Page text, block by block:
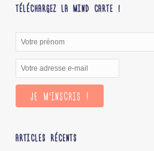
TÉLÉCHARGEZ LA MIND CARTE !
ARTICLES RÉCENTS